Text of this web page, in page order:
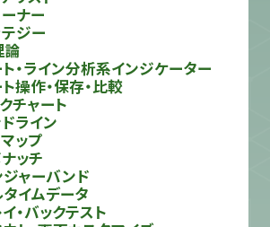
ナー
ジー
論
・ライン分析系インジケーター
操作・保存・比較
チャート
ライン
ップ
ッチ
ャーバンド
イムデータ
・バックテスト